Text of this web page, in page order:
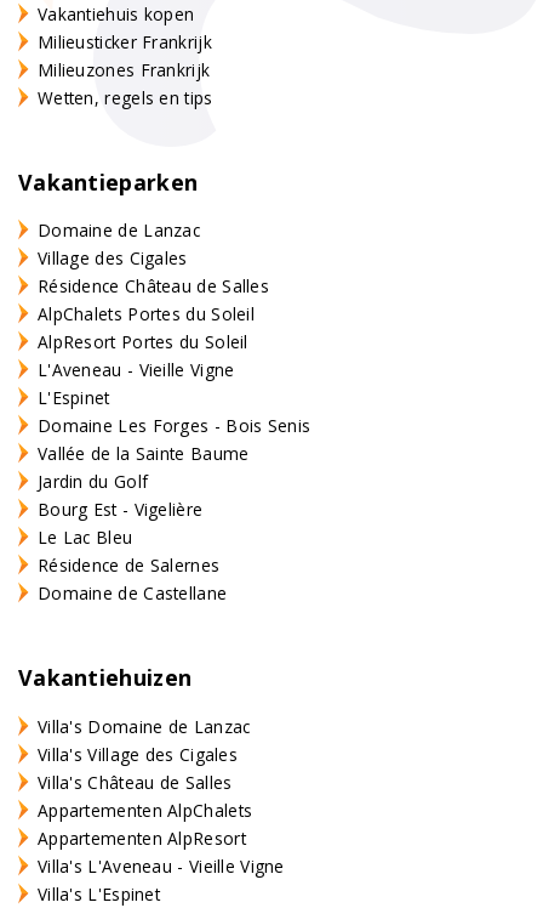
Vakantiehuis kopen
Milieusticker Frankrijk
Milieuzones Frankrijk
Wetten, regels en tips
Vakantieparken
Domaine de Lanzac
Village des Cigales
Résidence Château de Salles
AlpChalets Portes du Soleil
AlpResort Portes du Soleil
L'Aveneau - Vieille Vigne
L'Espinet
Domaine Les Forges - Bois Senis
Vallée de la Sainte Baume
Jardin du Golf
Bourg Est - Vigelière
Le Lac Bleu
Résidence de Salernes
Domaine de Castellane
Vakantiehuizen
Villa's Domaine de Lanzac
Villa's Village des Cigales
Villa's Château de Salles
Appartementen AlpChalets
Appartementen AlpResort
Villa's L'Aveneau - Vieille Vigne
Villa's L'Espinet